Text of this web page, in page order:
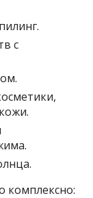
с
комплексно: